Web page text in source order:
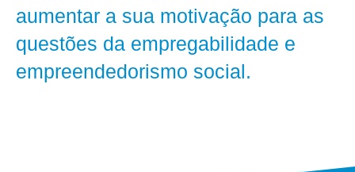
aumentar a sua motivação para as
questões da empregabilidade e
empreendedorismo social.